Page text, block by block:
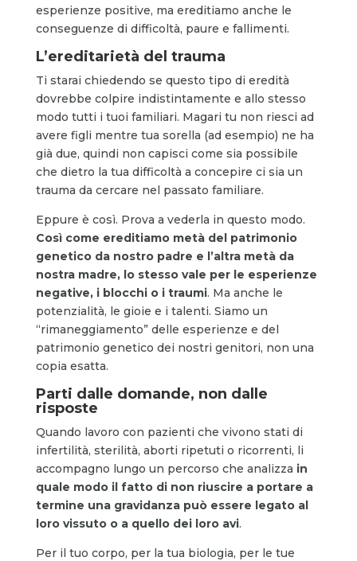
esperienze positive, ma ereditiamo anche le
conseguenze di difficoltà, paure e fallimenti.
L’ereditarietà del trauma
Ti starai chiedendo se questo tipo di eredità
dovrebbe colpire indistintamente e allo stesso
modo tutti i tuoi familiari. Magari tu non riesci ad
avere figli mentre tua sorella (ad esempio) ne ha
già due, quindi non capisci come sia possibile
che dietro la tua difficoltà a concepire ci sia un
trauma da cercare nel passato familiare.
Eppure è così. Prova a vederla in questo modo.
Così come ereditiamo metà del patrimonio
genetico da nostro padre e l’altra metà da
nostra madre, lo stesso vale per le esperienze
negative, i blocchi o i traumi. Ma anche le
potenzialità, le gioie e i talenti. Siamo un
“rimaneggiamento” delle esperienze e del
patrimonio genetico dei nostri genitori, non una
copia esatta.
Parti dalle domande, non dalle
risposte
Quando lavoro con pazienti che vivono stati di
infertilità, sterilità, aborti ripetuti o ricorrenti, li
accompagno lungo un percorso che analizza in
quale modo il fatto di non riuscire a portare a
termine una gravidanza può essere legato al
loro vissuto o a quello dei loro avi.
Per il tuo corpo, per la tua biologia, per le tue